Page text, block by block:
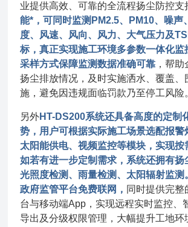
业提供高效、可靠的全流程扬尘防控支
能*，可同时监测PM2.5、PM10、噪声
度、风速、风向、风力、大气压力及
标，真正实现施工环境多参数一体化监
采样方式保障监测数据准确可靠 ，帮
扬尘排放情况，及时实施洒水、覆盖、
施，避免因违规面临罚款乃至停工风险
另外HT-DS200系统还具备高度的定制
势 ，用户可根据实际施工场景选配报警
太阳能供电、视频监控等模块，实现按
如若有进一步定制需求，系统还拥有扬
光照度检测、雨量检测、太阳辐射监测
政府监管平台免费联网， 同时提供完整
台与移动端App，实现远程实时监控、
导出及分级权限管理，大幅提升工地环